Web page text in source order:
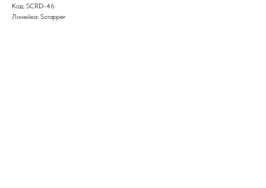
Код: SCRD-46
Линейка: Scrapper